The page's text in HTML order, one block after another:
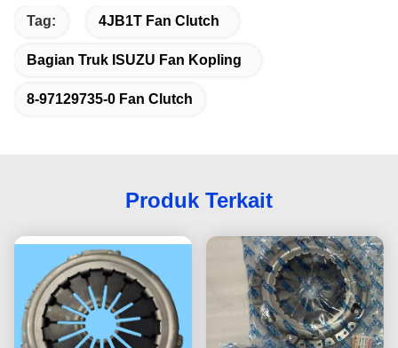
Tag: 4JB1T Fan Clutch
Bagian Truk ISUZU Fan Kopling
8-97129735-0 Fan Clutch
Produk Terkait